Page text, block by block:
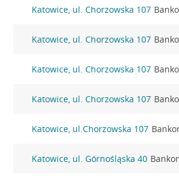
Katowice, ul. Chorzowska 107
Katowice, ul. Chorzowska 107
Katowice, ul. Chorzowska 107
Katowice, ul. Chorzowska 107
Katowice, ul.Chorzowska 107
Katowice, ul. Górnośląska 40